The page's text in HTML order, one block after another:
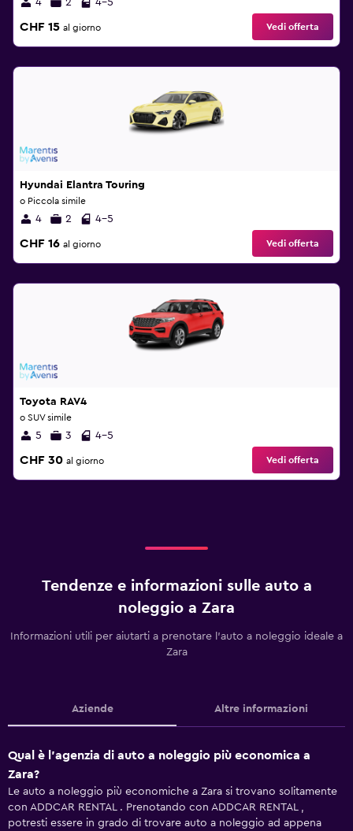
4 2 4-5
CHF 15 al giorno Vedi offerta
Hyundai Elantra Touring
o Piccola simile
4 2 4-5
CHF 16 al giorno Vedi offerta
Toyota RAV4
o SUV simile
5 3 4-5
CHF 30 al giorno Vedi offerta
Tendenze e informazioni sulle auto a
noleggio a Zara
Informazioni utili per aiutarti a prenotare l'auto a noleggio ideale a
Zara
Aziende Altre informazioni
Qual è l'agenzia di auto a noleggio più economica a
Zara?
Le auto a noleggio più economiche a Zara si trovano solitamente
con ADDCAR RENTAL . Prenotando con ADDCAR RENTAL ,
potresti essere in grado di trovare auto a noleggio ad appena